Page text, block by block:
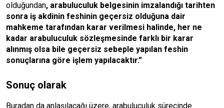
olduğundan, arabuluculuk belgesinin imzalandığı tarihten
sonra iş akdinin feshinin geçersiz olduğuna dair
mahkeme tarafından karar verilmesi halinde, her ne
kadar arabuluculuk sözleşmesinde farklı bir karar
alınmış olsa bile geçersiz sebeple yapılan feshin
sonuçlarına göre işlem yapılacaktır.”
Sonuç olarak
Buradan da anlaşılacağı üzere, arabuluculuk sürecinde